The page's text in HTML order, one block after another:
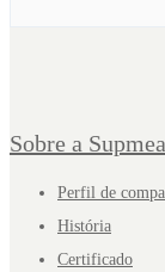
Sobre a Supmea
Perfil de
História
Certificado